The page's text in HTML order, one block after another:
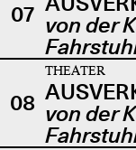
07 von der
08
THEATER
von der